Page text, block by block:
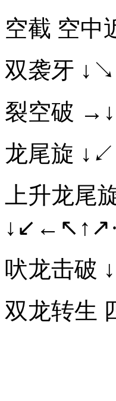
空截 空
双袭牙
裂空破
龙尾旋
上升龙
吠龙击破
双龙转生